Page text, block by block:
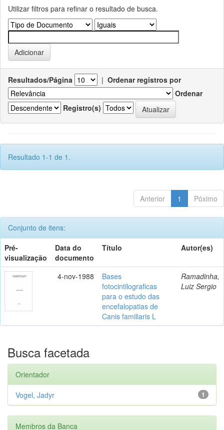
Utilizar filtros para refinar o resultado de busca.
Resultados/Página | Ordenar registros por
Ordenar
Registro(s)
Resultado 1-1 de 1.
Anterior 1 Póximo
Conjunto de itens:
Pré-
visualização
Data do
documento
Título Autor(es)
4-nov-1988
Bases
fotocintilograficas
para o estudo das
encefalopatias de
Canis familiaris L
Ramadinha,
Luiz Sergio
Busca facetada
Orientador
1
Vogel, Jadyr
Membros da Banca